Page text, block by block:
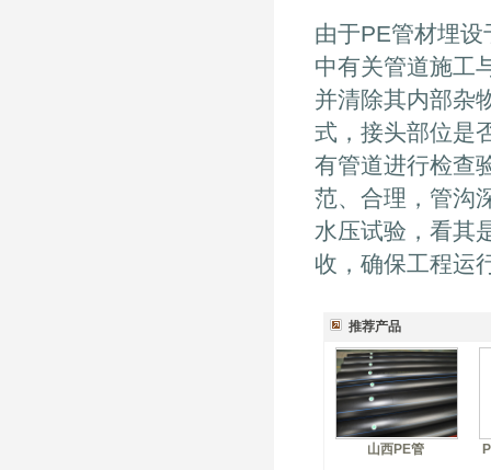
由于PE管材埋
中有关管道施工
并清除其内部杂
式，接头部位是
有管道进行检查
范、合理，管沟
水压试验，看其
收，确保工程运
推荐产品
山西PE管